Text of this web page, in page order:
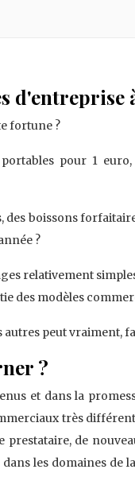
d'entreprise
fortune ?
pour 1
boissons
?
relativement
des modèles
peut vraiment,
?
et dans la
très
de
les domaines de